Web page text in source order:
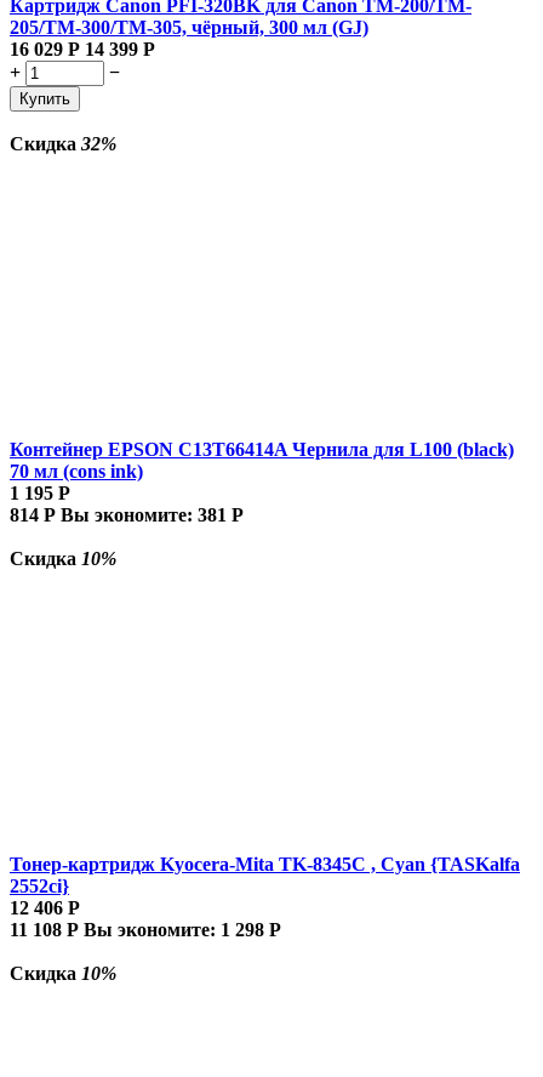
Картридж Canon PFI-320BK для Canon TM-200/TM-
205/TM-300/TM-305, чёрный, 300 мл (GJ)
16 029 Р 14 399 Р
+
−
Купить
Скидка 32%
Контейнер EPSON C13T66414A Чернила для L100 (black)
70 мл (cons ink)
1 195 Р
814 Р Вы экономите: 381 Р
Скидка 10%
Тонер-картридж Kyocera-Mita TK-8345C , Cyan {TASKalfa
2552ci}
12 406 Р
11 108 Р Вы экономите: 1 298 Р
Скидка 10%